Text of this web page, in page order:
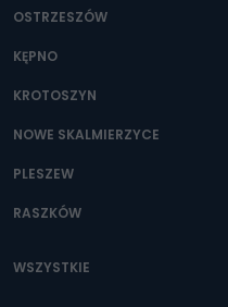
OSTRZESZÓW
KĘPNO
KROTOSZYN
NOWE SKALMIERZYCE
PLESZEW
RASZKÓW
WSZYSTKIE